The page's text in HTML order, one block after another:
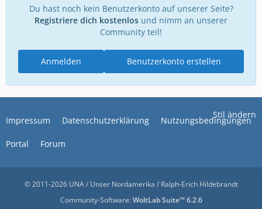
Du hast noch kein Benutzerkonto auf unserer Seite?
Registriere dich kostenlos und nimm an unserer
Community teil!
Benutzerkonto erstellen
Anmelden
Stil ändern
Impressum Datenschutzerklärung Nutzungsbedingungen
Portal Forum
© 2011-2026 UNA / Unser Nordamerika / Ralph-Erich Hildebrandt
Community-Software:WoltLab Suite™ 6.2.6